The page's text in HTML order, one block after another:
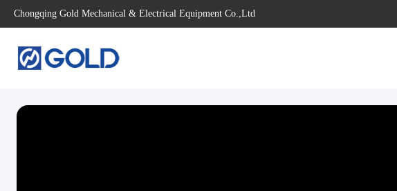
Chongqing Gold Mechanical & Electrical Equipment Co.,Ltd